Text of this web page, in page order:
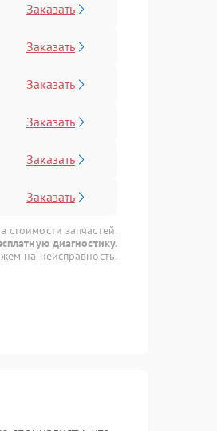
Заказать
Заказать
Заказать
Заказать
Заказать
Заказать
стоимости запчастей.
диагностику.
на неисправность.